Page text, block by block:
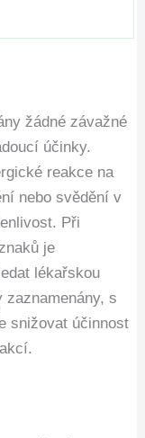
žádné závažné
účinky.
reakce na
nebo svědění v
Při
je
lékařskou
s
snižovat účinnost